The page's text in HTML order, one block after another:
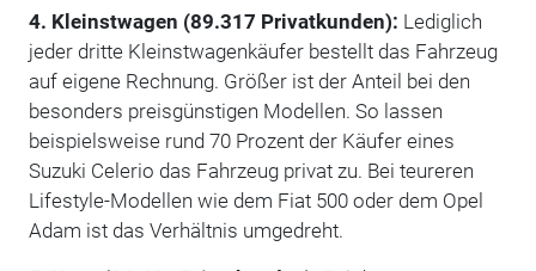
4. Kleinstwagen (89.317 Privatkunden): Lediglich
jeder dritte Kleinstwagenkäufer bestellt das Fahrzeug
auf eigene Rechnung. Größer ist der Anteil bei den
besonders preisgünstigen Modellen. So lassen
beispielsweise rund 70 Prozent der Käufer eines
Suzuki Celerio das Fahrzeug privat zu. Bei teureren
Lifestyle-Modellen wie dem Fiat 500 oder dem Opel
Adam ist das Verhältnis umgedreht.